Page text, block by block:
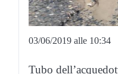
03/06/2019 alle 10:34
Tubo